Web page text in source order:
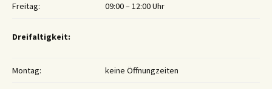
Freitag: 09:00 – 12:00 Uhr
Dreifaltigkeit:
Montag: keine Öffnungzeiten